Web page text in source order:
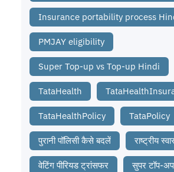
Insurance portability process
PMJAY eligibility
Super Top-up vs Top-up Hindi
TataHealth
TataHealthPolicy TataPolicy
पुरानी पॉलिसी कैसे बदलें राष्ट्रीय
वेटिंग पीरियड ट्रांसफर सुपर टॉप-अप